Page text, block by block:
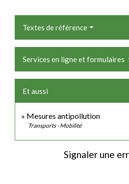
Textes de référence
Services en ligne et formulaires
Et aussi
Mesures antipollution
Transports - Mobilité
Signaler une